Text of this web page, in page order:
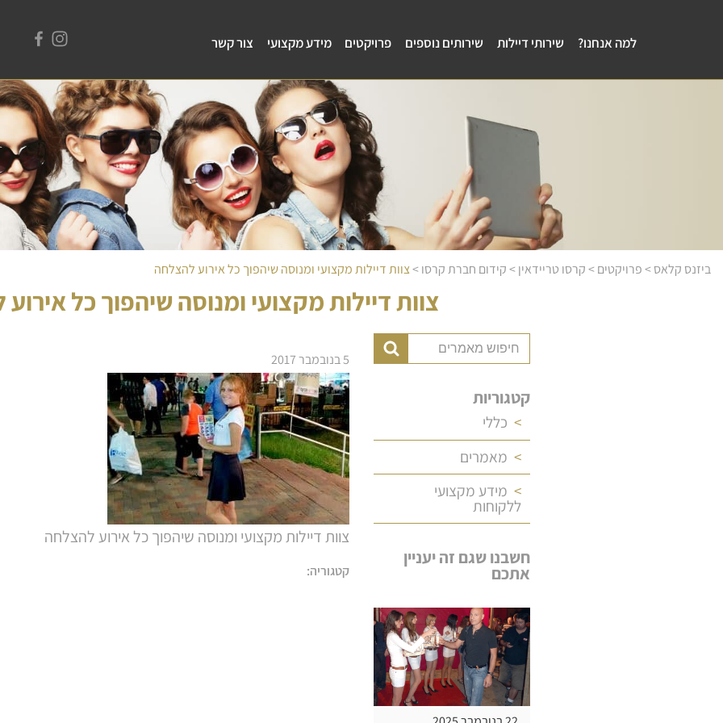
למה אנחנו? שירותי דיילות שירותים נוספים פרויקטים מידע מקצועי צור קשר
ביזנס קלאס>פרויקטים>קרסו טריידאין>קידום חברת קרסו>צוות דיילות מקצועי ומנוסה שיהפוך כל אירוע להצלחה
צוות דיילות מקצועי ומנוסה שיהפוך כל
קטגוריות
כללי
מאמרים
מידע מקצועי
ללקוחות
חשבנו שגם זה יעניין
אתכם
5 בנובמבר 2017
צוות דיילות מקצועי ומנוסה שיהפוך כל אירוע להצלחה
קטגוריה: